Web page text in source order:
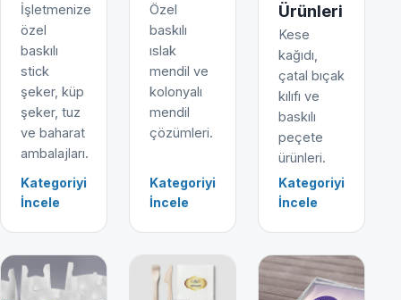
İşletmenize
özel
baskılı
stick
şeker, küp
şeker, tuz
ve baharat
ambalajları.
Kategoriyi
İncele
Özel
baskılı
ıslak
mendil ve
kolonyalı
mendil
çözümleri.
Kategoriyi
İncele
Ürünleri
Kese
kağıdı,
çatal bıçak
kılıfı ve
baskılı
peçete
ürünleri.
Kategoriyi
İncele